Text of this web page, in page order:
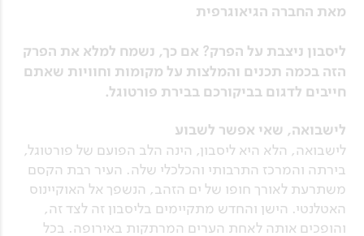
מאת החברה הגיאוגרפית
ליסבון ניצבת על הפרק? אם כך, נשמח למלא את הפרק
הזה בכמה תכנים והמלצות על מקומות וחוויות שאתם
חייבים לדגום בביקורכם בבירת פורטוגל.
לישבואה, שאי אפשר לשבוע
לישבואה, הלא היא ליסבון, הינה הלב הפועם של פורטוגל,
בירתה והמרכז התרבותי והכלכלי שלה. העיר רבת הקסם
משתרעת לאורך חופו של ים הזהב, הנשפך אל האוקיינוס
האטלנטי. הישן והחדש מתקיימים בליסבון זה לצד זה,
והופכים אותה לאחת הערים המרתקות באירופה. בכל